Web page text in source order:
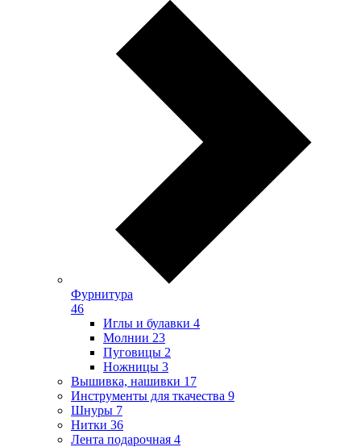
Фурнитура
46
Иглы и булавки 4
Молнии 23
Пуговицы 2
Ножницы 3
Вышивка, нашивки 17
Инструменты для ткачества 9
Шнуры 7
Нитки 36
Лента подарочная 4